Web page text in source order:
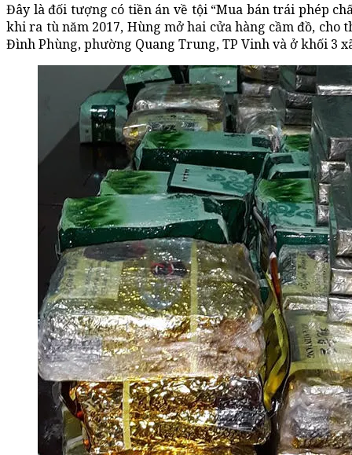
Đây là đối tượng có tiền án về tội “Mua bán trái phép
khi ra tù năm 2017, Hùng mở hai cửa hàng cầm đồ, cho
Đình Phùng, phường Quang Trung, TP Vinh và ở khối 3